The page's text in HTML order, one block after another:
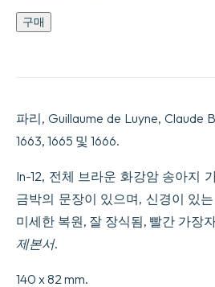
Rarissime
recueil
Molière
en
reliure
de
l’époque
dont
deux
éditions
originales.
량
구매
파리, Guillaume de Luyne, Claude
1663, 1665 및 1666.
In-12, 전체 브라운 화강암 송아지
금박의 문장이 있으며, 신경이 있
미세한 복원, 잘 장식됨, 빨간 가장
제본서.
140 x 82 mm.